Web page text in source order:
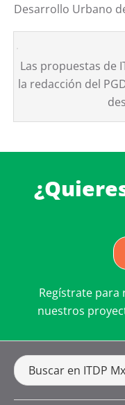
Desarrollo Urbano
Las propuestas de
la redacción del
Regístrate para
nuestros